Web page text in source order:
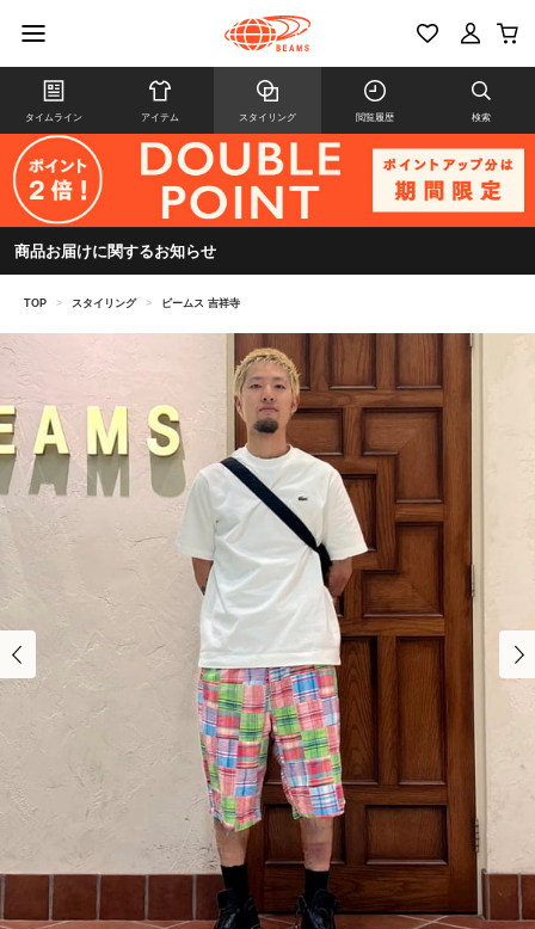
タイムライン アイテム スタイリング 閲覧履歴 検索
商品お届けに関するお知らせ
TOP > スタイリング > ビームス 吉祥寺